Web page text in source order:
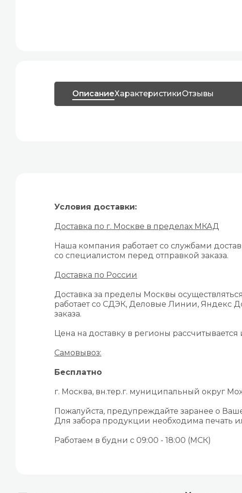
ОписаниеХарактеристикиОтзывы
Условия доставки:
Доставка по г. Москве в пределах МКАД
Наша компания работает со службами
со специалистом перед отправкой заказа.
Доставка по России
Доставка за пределы Москвы
работает со СДЭК, Деловые Линии, Яндекс
заказа.
Цена на доставку в регионы
Самовывоз:
Бесплатно
г. Москва, вн.тер.г. муниципальный округ
Пожалуйста, предупреждайте заранее о
Для забора продукции необходима печать
Работаем в будни с 09:00 - 18:00 (МСК)